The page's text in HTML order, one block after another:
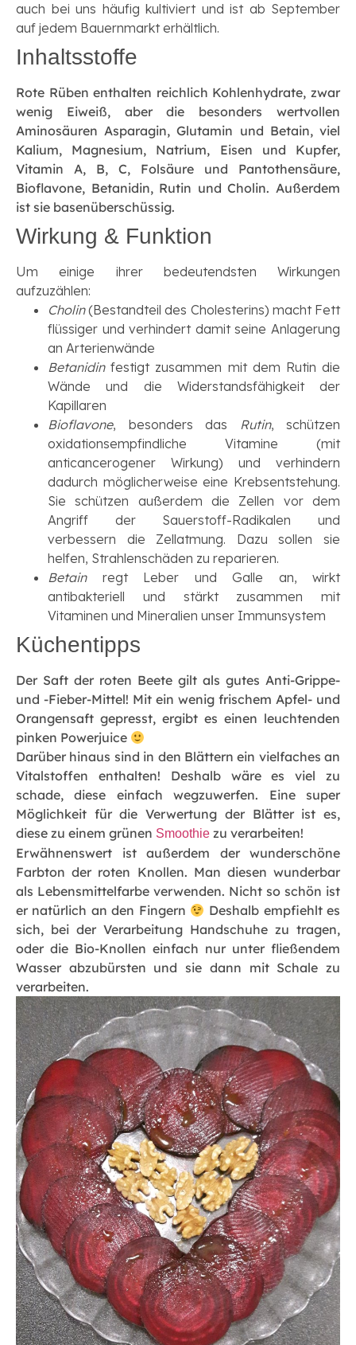
auch bei uns häufig kultiviert und ist ab September
auf jedem Bauernmarkt erhältlich.
Inhaltsstoffe
Rote Rüben enthalten reichlich Kohlenhydrate, zwar
wenig Eiweiß, aber die besonders wertvollen
Aminosäuren Asparagin, Glutamin und Betain, viel
Kalium, Magnesium, Natrium, Eisen und Kupfer,
Vitamin A, B, C, Folsäure und Pantothensäure,
Bioflavone, Betanidin, Rutin und Cholin. Außerdem
ist sie basenüberschüssig.
Wirkung & Funktion
Um einige ihrer bedeutendsten Wirkungen
aufzuzählen:
Cholin(Bestandteil des Cholesterins) macht Fett
flüssiger und verhindert damit seine Anlagerung
an Arterienwände
Betanidinfestigt zusammen mit dem Rutin die
Wände und die Widerstandsfähigkeit der
Kapillaren
Bioflavone, besonders das Rutin, schützen
oxidationsempfindliche Vitamine (mit
anticancerogener Wirkung) und verhindern
dadurch möglicherweise eine Krebsentstehung.
Sie schützen außerdem die Zellen vor dem
Angriff der Sauerstoff-Radikalen und
verbessern die Zellatmung. Dazu sollen sie
helfen, Strahlenschäden zu reparieren.
Betain regt Leber und Galle an, wirkt
antibakteriell und stärkt zusammen mit
Vitaminen und Mineralien unser Immunsystem
Küchentipps
Der Saft der roten Beete gilt als gutes Anti-Grippe-
und -Fieber-Mittel! Mit ein wenig frischem Apfel- und
Orangensaft gepresst, ergibt es einen leuchtenden
pinken Powerjuice
Darüber hinaus sind in den Blättern ein vielfaches an
Vitalstoffen enthalten! Deshalb wäre es viel zu
schade, diese einfach wegzuwerfen. Eine super
Möglichkeit für die Verwertung der Blätter ist es,
diese zu einem grünen Smoothie zu verarbeiten!
Erwähnenswert ist außerdem der wunderschöne
Farbton der roten Knollen. Man diesen wunderbar
als Lebensmittelfarbe verwenden. Nicht so schön ist
er natürlich an den Fingern
Deshalb empfiehlt es
sich, bei der Verarbeitung Handschuhe zu tragen,
oder die Bio-Knollen einfach nur unter fließendem
Wasser abzubürsten und sie dann mit Schale zu
verarbeiten.